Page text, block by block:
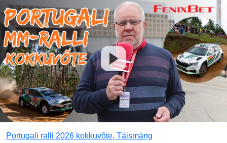
Portugali ralli 2026 kokkuvõte, Täismäng